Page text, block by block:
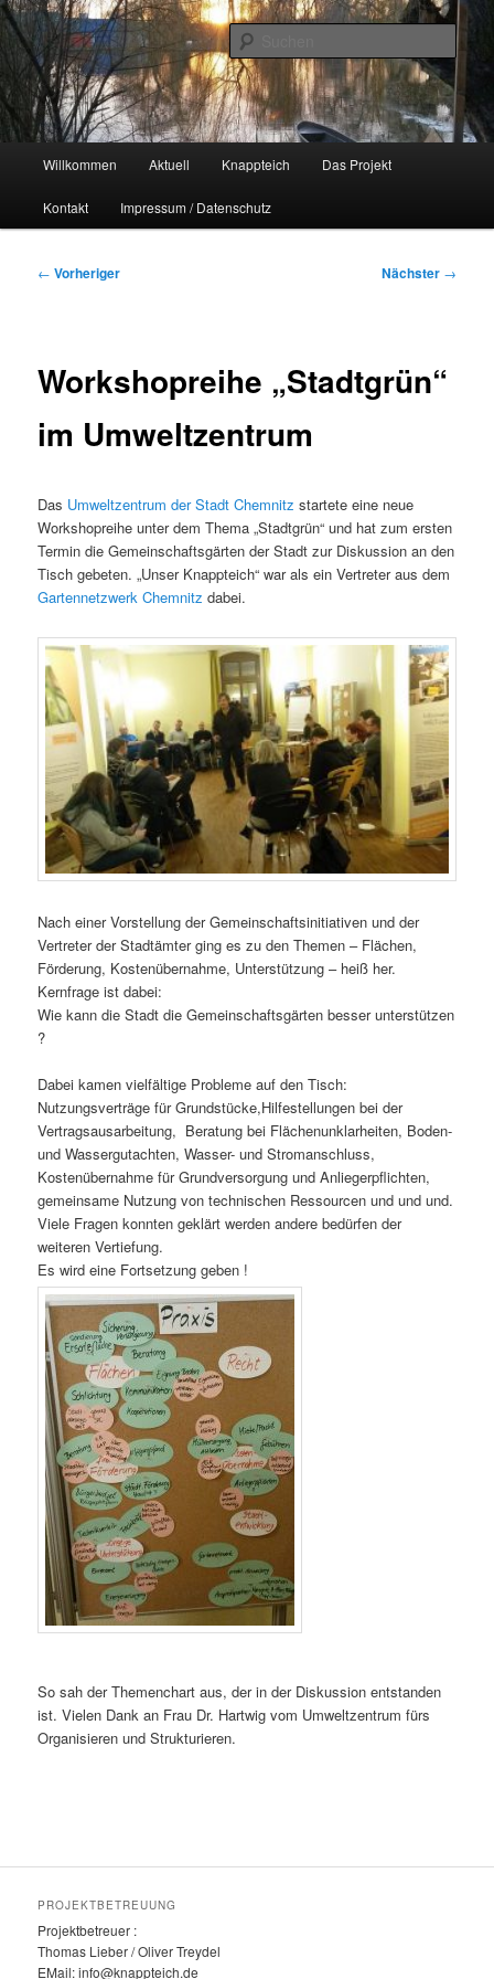
Zum
primären
Inhalt
springenUnser Knappteich
Naherholungsgebiet im Chemnitzer Yorckgebiet
Willkommen Aktuell Knappteich Das Projekt
Kontakt Impressum / Datenschutz
Beitragsnavigation
← Vorheriger Nächster →
Workshopreihe „Stadtgrün“
im Umweltzentrum
Das Umweltzentrum der Stadt Chemnitz startete eine neue
Workshopreihe unter dem Thema „Stadtgrün“ und hat zum ersten
Termin die Gemeinschaftsgärten der Stadt zur Diskussion an den
Tisch gebeten. „Unser Knappteich“ war als ein Vertreter aus dem
Gartennetzwerk Chemnitz dabei.
Nach einer Vorstellung der Gemeinschaftsinitiativen und der
Vertreter der Stadtämter ging es zu den Themen – Flächen,
Förderung, Kostenübernahme, Unterstützung – heiß her.
Kernfrage ist dabei:
Wie kann die Stadt die Gemeinschaftsgärten besser unterstützen
?
Dabei kamen vielfältige Probleme auf den Tisch:
Nutzungsverträge für Grundstücke,Hilfestellungen bei der
Vertragsausarbeitung, Beratung bei Flächenunklarheiten, Boden-
und Wassergutachten, Wasser- und Stromanschluss,
Kostenübernahme für Grundversorgung und Anliegerpflichten,
gemeinsame Nutzung von technischen Ressourcen und und und.
Viele Fragen konnten geklärt werden andere bedürfen der
weiteren Vertiefung.
Es wird eine Fortsetzung geben !
So sah der Themenchart aus, der in der Diskussion entstanden
ist. Vielen Dank an Frau Dr. Hartwig vom Umweltzentrum fürs
Organisieren und Strukturieren.
PROJEKTBETREUUNG
Projektbetreuer :
Thomas Lieber / Oliver Treydel
EMail: info@knappteich.de